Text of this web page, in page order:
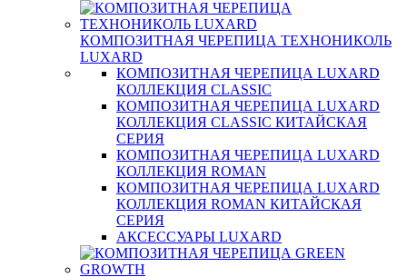
КОМПОЗИТНАЯ ЧЕРЕПИЦА ТЕХНОНИКОЛЬ
LUXARD
КОМПОЗИТНАЯ ЧЕРЕПИЦА LUXARD
КОЛЛЕКЦИЯ CLASSIC
КОМПОЗИТНАЯ ЧЕРЕПИЦА LUXARD
КОЛЛЕКЦИЯ CLASSIC КИТАЙСКАЯ
СЕРИЯ
КОМПОЗИТНАЯ ЧЕРЕПИЦА LUXARD
КОЛЛЕКЦИЯ ROMAN
КОМПОЗИТНАЯ ЧЕРЕПИЦА LUXARD
КОЛЛЕКЦИЯ ROMAN КИТАЙСКАЯ
СЕРИЯ
АКСЕССУАРЫ LUXARD